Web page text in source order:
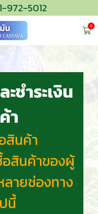
972-5012
0
ชำระเงิน
า
สินค้า
สินค้าของผู้
ายช่องทาง
นี้